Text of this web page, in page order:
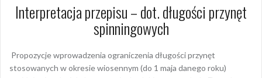
Interpretacja przepisu – dot. długości przynęt
spinningowych
Propozycje wprowadzenia ograniczenia długości przynęt
stosowanych w okresie wiosennym (do 1 maja danego roku)